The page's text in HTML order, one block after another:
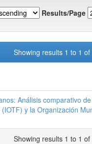
Results/Page
Showing results 1 to 1 of
Análisis comparativo
y la Organización
Showing results 1 to 1 of